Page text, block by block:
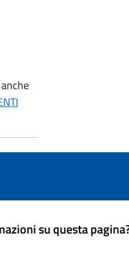
su questa